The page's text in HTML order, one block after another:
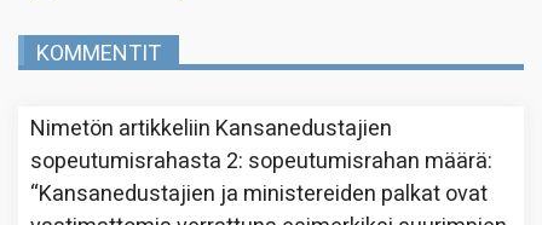
KOMMENTIT
Nimetön artikkeliin Kansanedustajien
sopeutumisrahasta 2: sopeutumisrahan määrä:
“Kansanedustajien ja ministereiden palkat ovat